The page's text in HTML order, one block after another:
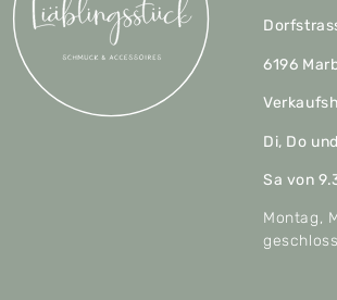
6196
Di, Do
Sa von
Montag,